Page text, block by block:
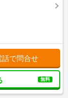
話で問合せ
無料